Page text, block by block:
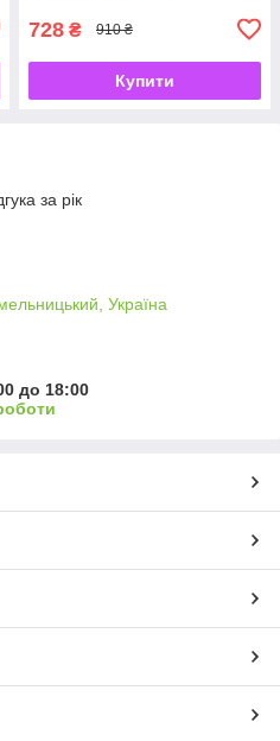
728 ₴ 910 ₴
Купити
за рік
Україна
до 18:00